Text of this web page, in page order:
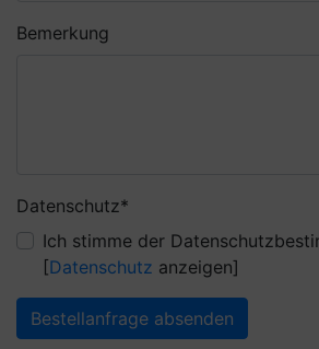
Bemerkung
Pflichtfeld
Datenschutz*
Ich stimme der
[Datenschutz anzeigen]
Bestellanfrage absenden